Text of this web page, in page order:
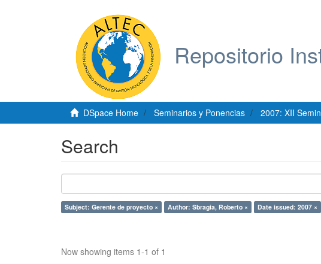
Repositorio
DSpace Home Seminarios y Ponencias 2007: XII
Search
Subject: Gerente de proyecto × Author: Sbragia, Roberto × Date issued: 2007 ×
Now showing items 1-1 of 1